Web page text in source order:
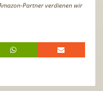
Partner verdienen wir